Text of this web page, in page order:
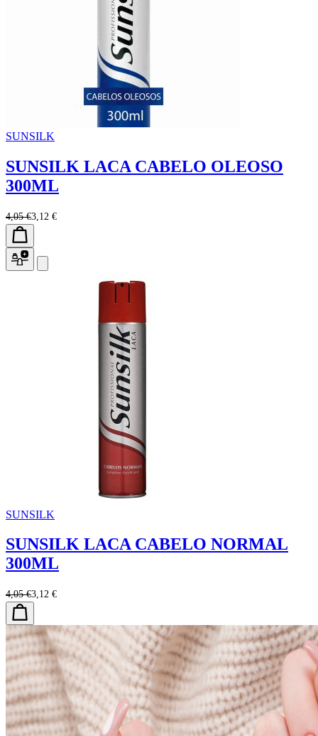
SUNSILK
SUNSILK LACA CABELO OLEOSO
300ML
4,05 €3,12 €
SUNSILK
SUNSILK LACA CABELO NORMAL
300ML
4,05 €3,12 €